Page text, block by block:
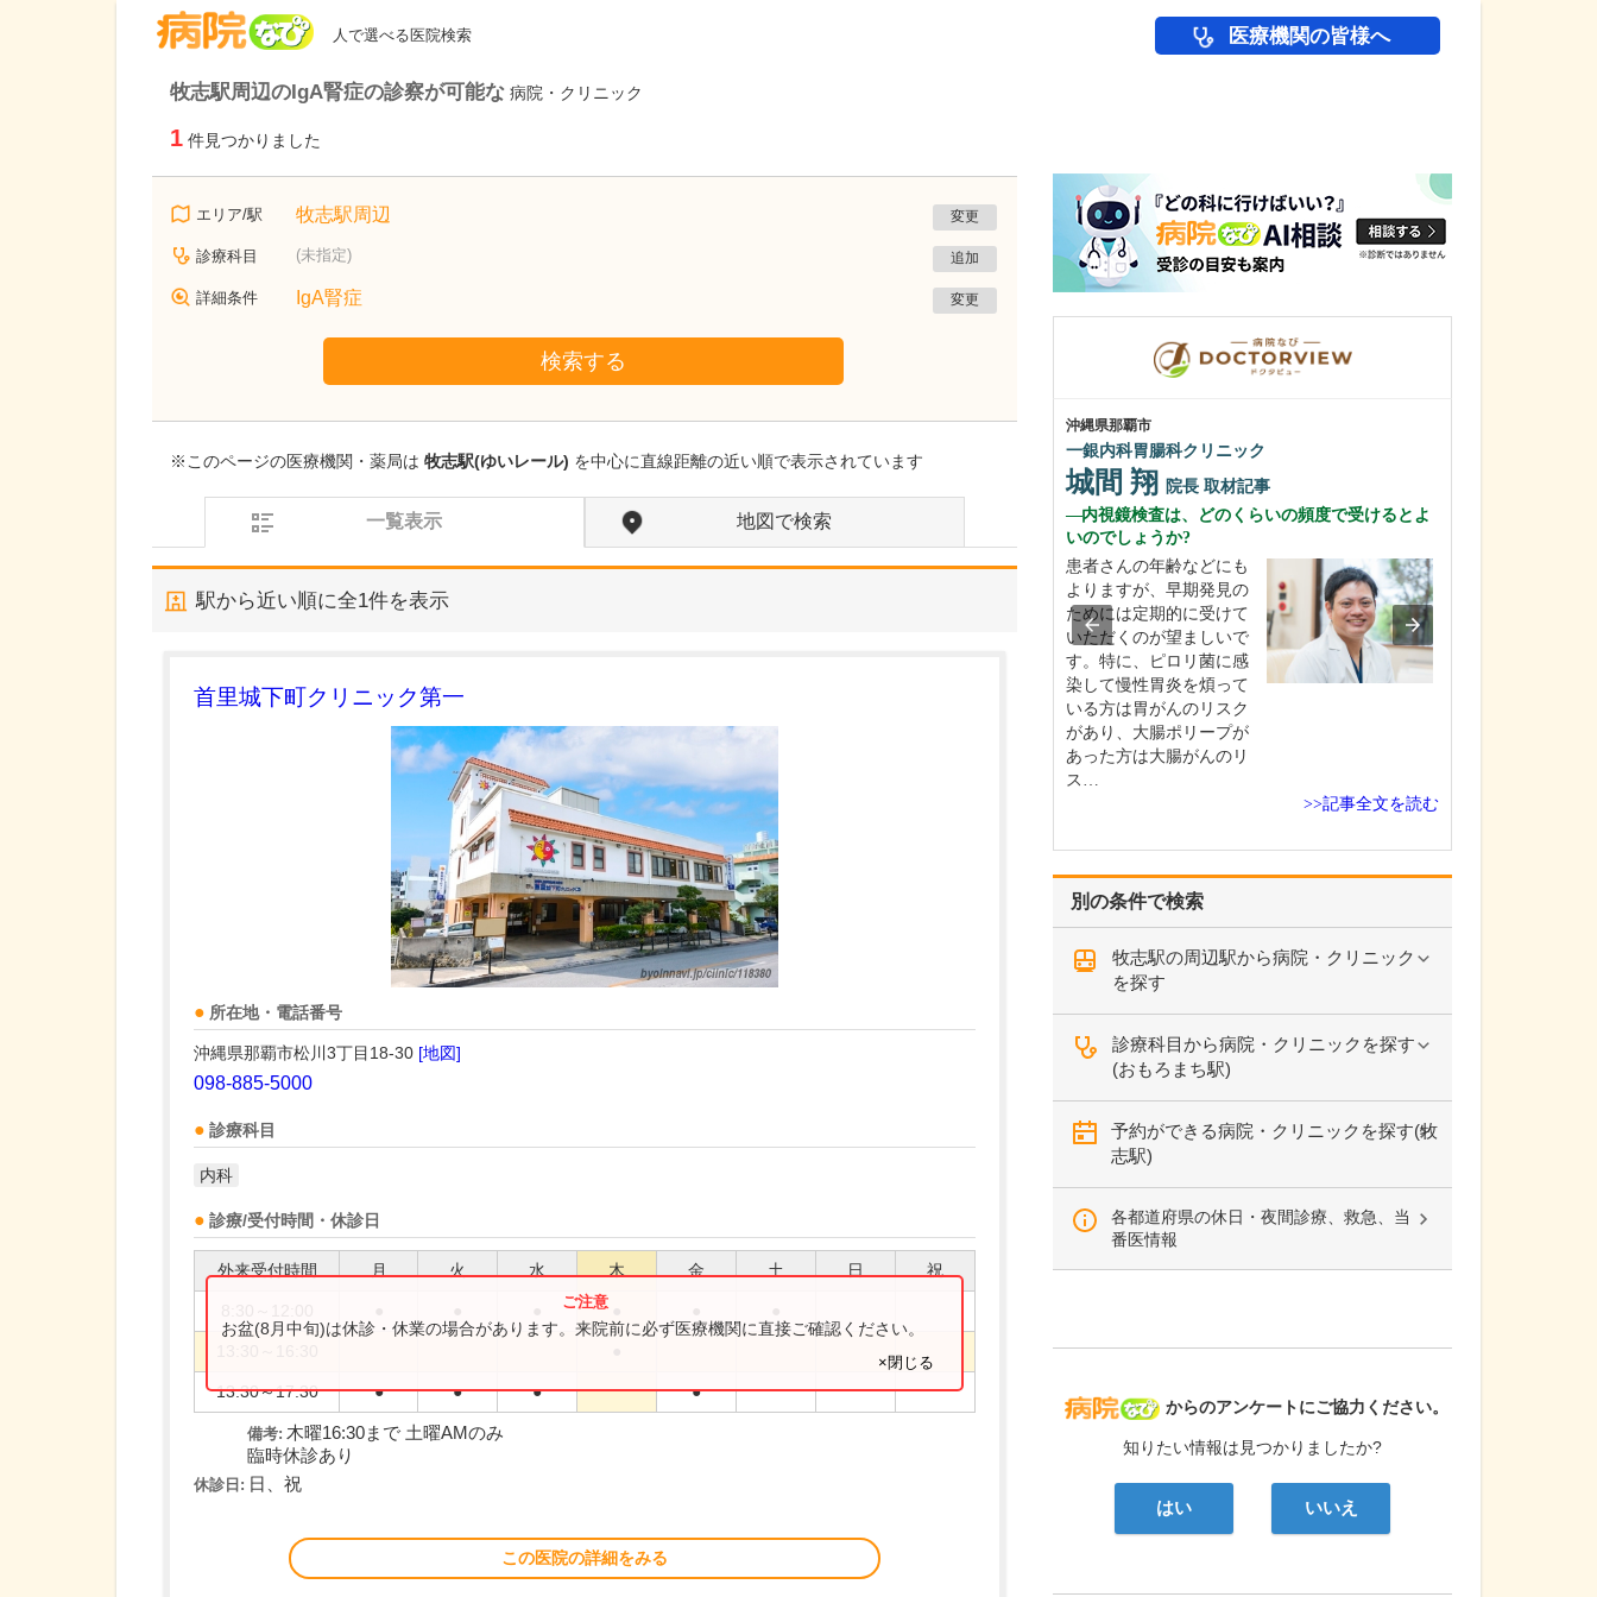
人で選べる医院検索 医療機関の皆様へ
牧志駅周辺のIgA腎症の診察が可能な 病院・クリニック
1 件見つかりました
エリア/駅 牧志駅周辺 変更
診療科目 (未指定) 追加
詳細条件 IgA腎症 変更
検索する
※このページの医療機関・薬局は 牧志駅(ゆいレール) を中心に直線距離の近い順で表示されています
一覧表示 地図で検索
駅から近い順に全1件を表示
首里城下町クリニック第一
所在地・電話番号
沖縄県那覇市松川3丁目18-30 [地図]
098-885-5000
診療科目
内科
診療/受付時間・休診日
外来受付時間 月 火 水 木 金 土 日 祝
13:30～17:30 ● ● ● ●
お盆(8月中旬)は休診・休業の場合があります。来院前に必ず医療機関に直接ご確認ください。
×閉じる
備考: 木曜16:30まで 土曜AMのみ
臨時休診あり
休診日: 日、祝
この医院の詳細をみる
別の条件で検索
牧志駅の周辺駅から病院・クリニック
を探す
診療科目から病院・クリニックを探す
(おもろまち駅)
予約ができる病院・クリニックを探す(牧
志駅)
各都道府県の休日・夜間診療、救急、当
番医情報
病院なび
からのアンケートにご協力ください。
知りたい情報は見つかりましたか?
はい いいえ
沖縄県那覇市
一銀内科胃腸科クリニック
城間 翔 院長 取材記事
内視鏡検査は、どのくらいの頻度で受けるとよ
いのでしょうか?
患者さんの年齢などにも
よりますが、早期発見の
ためには定期的に受けて
いただくのが望ましいで
す。特に、ピロリ菌に感
染して慢性胃炎を煩って
いる方は胃がんのリスク
があり、大腸ポリープが
あった方は大腸がんのリ
ス…
>>記事全文を読む
佐賀県佐賀市
力武クリニック
力武先生が力を入れている診療はありますか?
私の専門である胃と大腸
の内視鏡検査です。内視
しゃいます。当院では患